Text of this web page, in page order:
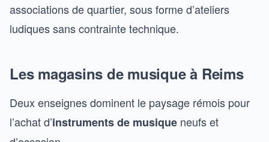
associations de quartier, sous forme d’ateliers
ludiques sans contrainte technique.
Les magasins de musique à Reims
Deux enseignes dominent le paysage rémois pour
l’achat d’instruments de musique neufs et